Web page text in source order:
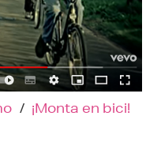
/ ¡Monta en bici!